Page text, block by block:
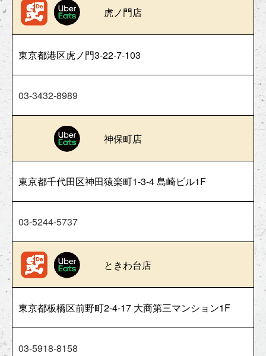
虎ノ門店
東京都港区虎ノ門3-22-7-103
03-3432-8989
神保町店
東京都千代田区神田猿楽町1-3-4 島崎ビル1F
03-5244-5737
ときわ台店
東京都板橋区前野町2-4-17 大商第三マンション1F
03-5918-8158